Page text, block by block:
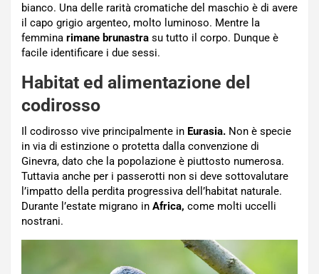
bianco. Una delle rarità cromatiche del maschio è di avere
il capo grigio argenteo, molto luminoso. Mentre la
femmina rimane brunastra su tutto il corpo. Dunque è
facile identificare i due sessi.
Habitat ed alimentazione del
codirosso
Il codirosso vive principalmente in Eurasia. Non è specie
in via di estinzione o protetta dalla convenzione di
Ginevra, dato che la popolazione è piuttosto numerosa.
Tuttavia anche per i passerotti non si deve sottovalutare
l’impatto della perdita progressiva dell’habitat naturale.
Durante l’estate migrano in Africa, come molti uccelli
nostrani.